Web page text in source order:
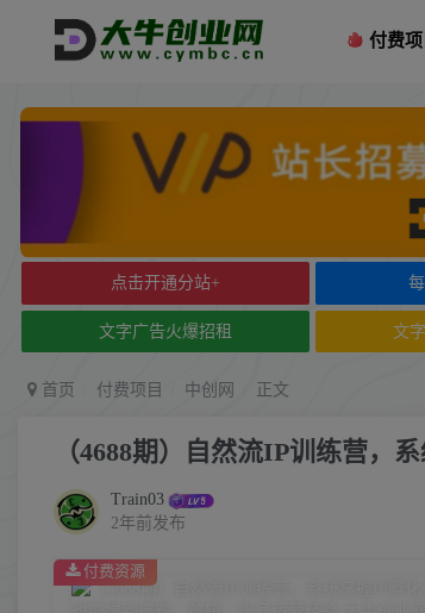
付费
点击开通分站+
文字广告火爆招租 文
首页 付费项目 中创网 正文
（4688期）自然流IP训练营，
Train03
2年前发布
付费资源